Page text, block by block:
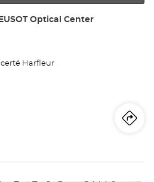
Optical Center
Harfleur
a